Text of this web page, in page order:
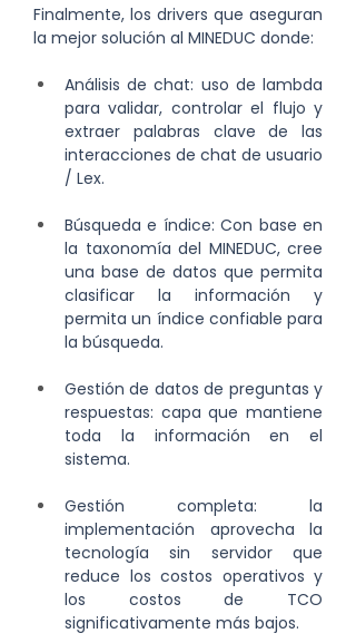
Finalmente, los drivers que aseguran
la mejor solución al MINEDUC donde:
Análisis de chat: uso de lambda
para validar, controlar el flujo y
extraer palabras clave de las
interacciones de chat de usuario
/ Lex.
Búsqueda e índice: Con base en
la taxonomía del MINEDUC, cree
una base de datos que permita
clasificar la información y
permita un índice confiable para
la búsqueda.
Gestión de datos de preguntas y
respuestas: capa que mantiene
toda la información en el
sistema.
Gestión completa: la
implementación aprovecha la
tecnología sin servidor que
reduce los costos operativos y
los costos de TCO
significativamente más bajos.